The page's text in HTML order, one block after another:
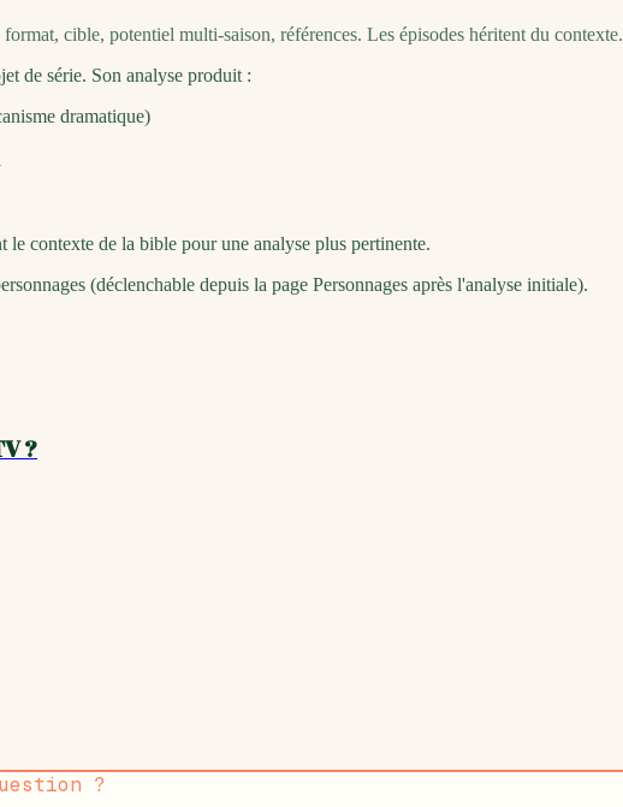
cible, potentiel multi-saison, références. Les épisodes héritent du contexte.
de série. Son analyse produit :
dramatique)
le contexte de la bible pour une analyse plus pertinente.
(déclenchable depuis la page Personnages après l'analyse initiale).
?
?